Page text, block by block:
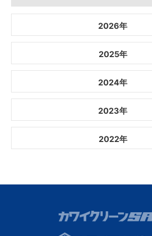
2026年
2025年
2024年
2023年
2022年